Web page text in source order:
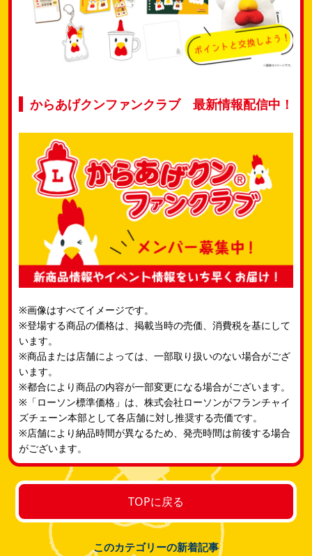
からあげクンファンクラブ 最新情報配信中！
※画像はすべてイメージです。
※登場する商品の価格は、掲載当時の売価、消費税を基にして
います。
※商品または店舗によっては、一部取り扱いのない場合がござ
います。
※都合により商品の内容が一部変更になる場合がございます。
※「ローソン標準価格」は、株式会社ローソンがフランチャイ
ズチェーン本部として各店舗に対し推奨する売価です。
※店舗により納品時間が異なるため、発売時間は前後する場合
がございます。
TOPに戻る
このカテゴリーの新着記事